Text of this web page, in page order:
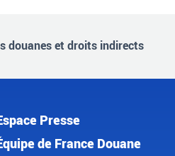
douanes et droits indirects
Presse
de France Douane